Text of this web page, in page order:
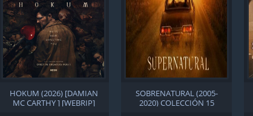
HOKUM (2026) [DAMIAN
MC CARTHY ] [WEBRIP]
SOBRENATURAL (2005-
2020) COLECCIÓN 15